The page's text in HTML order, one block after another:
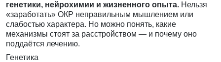
генетики, нейрохимии и жизненного опыта. Нельзя
«заработать» ОКР неправильным мышлением или
слабостью характера. Но можно понять, какие
механизмы стоят за расстройством — и почему оно
поддаётся лечению.
Генетика